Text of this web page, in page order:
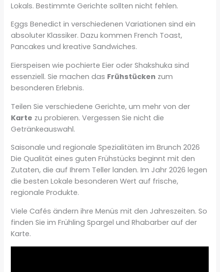
Lokals. Bestimmte Gerichte sollten nicht fehlen.
Eggs Benedict in verschiedenen Variationen sind ein
absoluter Klassiker. Dazu kommen French Toast,
Pancakes und kreative Sandwiches.
Eierspeisen wie pochierte Eier oder Shakshuka sind
essenziell. Sie machen das Frühstücken zum
besonderen Erlebnis.
Teilen Sie verschiedene Gerichte, um mehr von der
Karte zu probieren. Vergessen Sie nicht die
Getränkeauswahl.
Saisonale und regionale Spezialitäten im Brunch 2026
Die Qualität eines guten Frühstücks beginnt mit den
Zutaten, die auf Ihrem Teller landen. Im Jahr 2026 legen
die besten Lokale besonderen Wert auf frische,
regionale Produkte.
Viele Cafés ändern ihre Menüs mit den Jahreszeiten. So
finden Sie im Frühling Spargel und Rhabarber auf der
Karte.